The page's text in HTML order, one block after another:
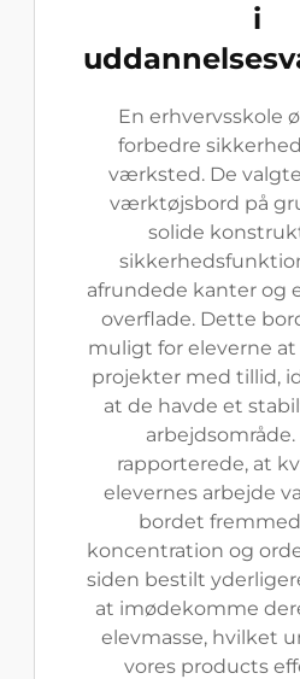
i
En erhvervsskole
forbedre
værksted. De
værktøjsbord på
solide
afrundede kanter og
overflade. Dette
muligt for eleverne
projekter med tillid,
at de havde et
rapporterede, at
elevernes arbejde
bordet
koncentration og
siden bestilt
at imødekomme
elevmasse, hvilket
vores products